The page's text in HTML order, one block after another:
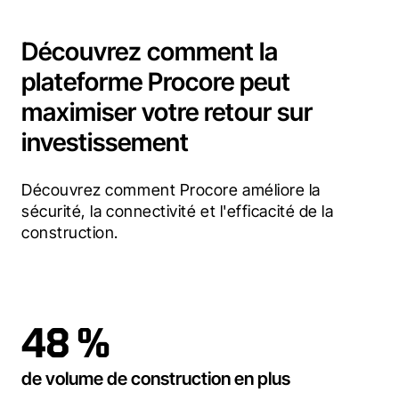
Découvrez comment la
plateforme Procore peut
maximiser votre retour sur
investissement
Découvrez comment Procore améliore la
sécurité, la connectivité et l'efficacité de la
construction.
48 %
de volume de construction en plus